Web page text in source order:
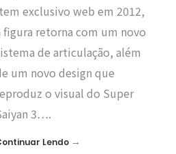
exclusivo web em 2012,
figura retorna com um novo
de articulação, além
um novo design que
o visual do Super
3….
Lendo→